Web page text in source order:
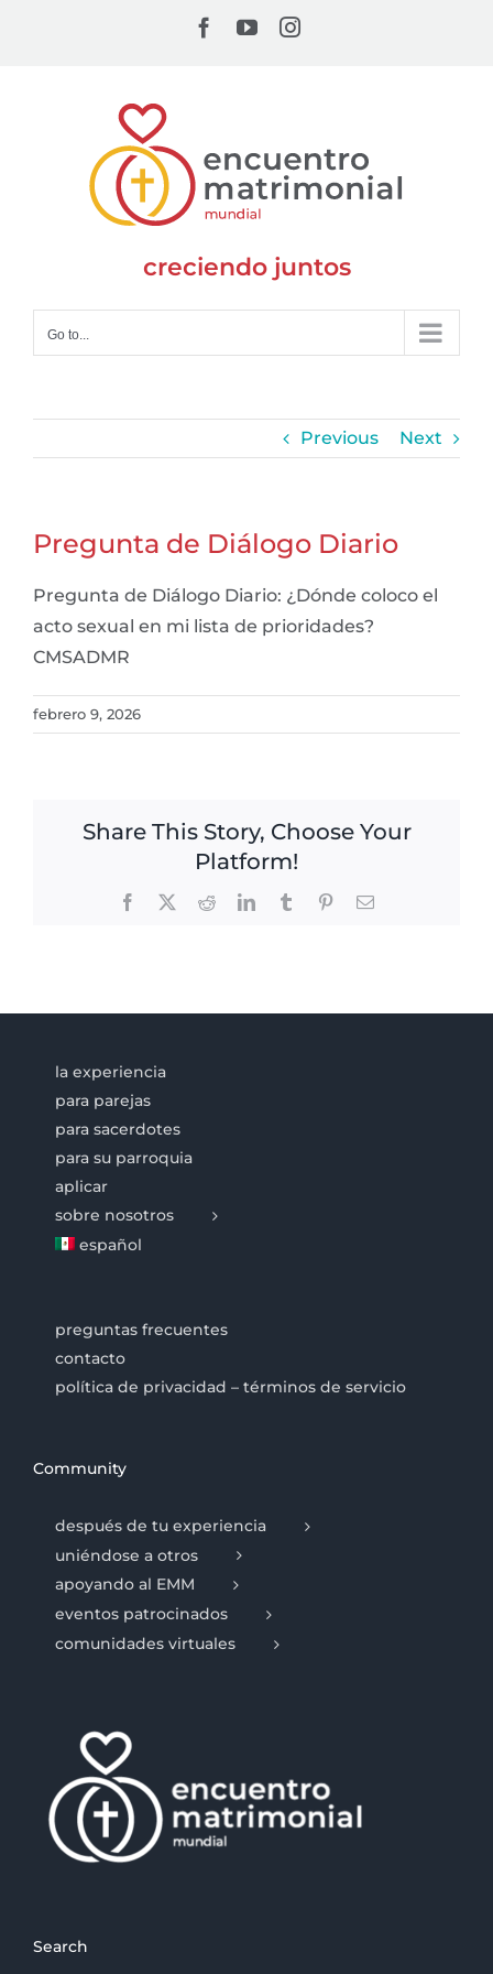
Facebook
YouTubeInstagram
creciendo juntos
Go to...
Previous Next
Pregunta de Diálogo Diario
Pregunta de Diálogo Diario: ¿Dónde coloco el
acto sexual en mi lista de prioridades?
CMSADMR
febrero 9, 2026
Share This Story, Choose Your
Platform!
Facebook RedditLinkedInTumblr PinterestEmail
la experiencia
para parejas
para sacerdotes
para su parroquia
aplicar
sobre nosotros
español
preguntas frecuentes
contacto
política de privacidad – términos de servicio
Community
después de tu experiencia
uniéndose a otros
apoyando al EMM
eventos patrocinados
comunidades virtuales
Search